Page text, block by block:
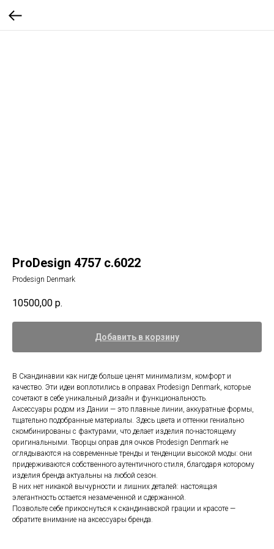
ProDesign 4757 c.6022
Prodesign Denmark
10500,00 р.
Добавить в корзину
В Скандинавии как нигде больше ценят минимализм, комфорт и
качество. Эти идеи воплотились в оправах Prodesign Denmark, которые
сочетают в себе уникальный дизайн и функциональность.
Аксессуары родом из Дании — это плавные линии, аккуратные формы,
тщательно подобранные материалы. Здесь цвета и оттенки гениально
скомбинированы с фактурами, что делает изделия по-настоящему
оригинальными. Творцы оправ для очков Prodesign Denmark не
оглядываются на современные тренды и тенденции высокой моды: они
придерживаются собственного аутентичного стиля, благодаря которому
изделия бренда актуальны на любой сезон.
В них нет никакой вычурности и лишних деталей: настоящая
элегантность остается незамеченной и сдержанной.
Позвольте себе прикоснуться к скандинавской грации и красоте —
обратите внимание на аксессуары бренда.